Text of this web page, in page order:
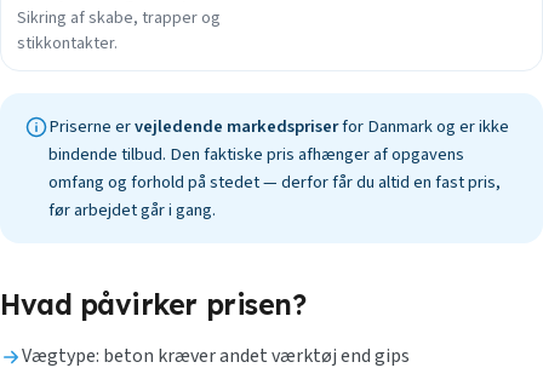
Sikring af skabe, trapper og
stikkontakter.
Priserne ervejledende markedspriserfor Danmark og er ikke
bindende tilbud. Den faktiske pris afhænger af opgavens
omfang og forhold på stedet — derfor får du altid en fast pris,
før arbejdet går i gang.
Hvad påvirker prisen?
Vægtype: beton kræver andet værktøj end gips